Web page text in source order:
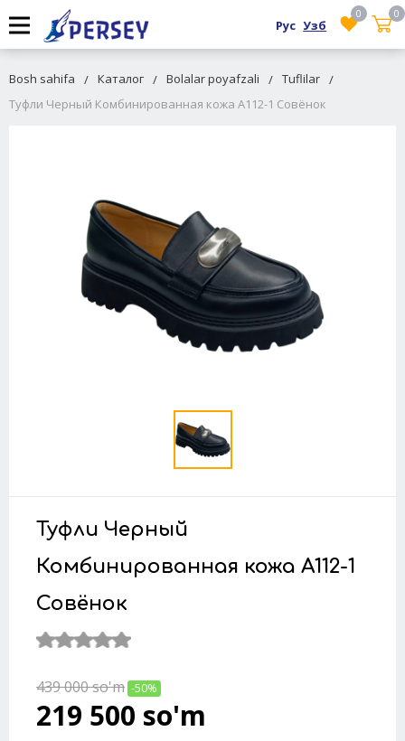
0
0
Рус Узб
Bosh sahifa Каталог Bolalar poyafzali
Tuflilar
Туфли Черный Комбинированная кожа A112-1 Совёнок
Туфли Черный
Комбинированная кожа A112-1
Совёнок
439 000so'm -50%
219 500 so'm